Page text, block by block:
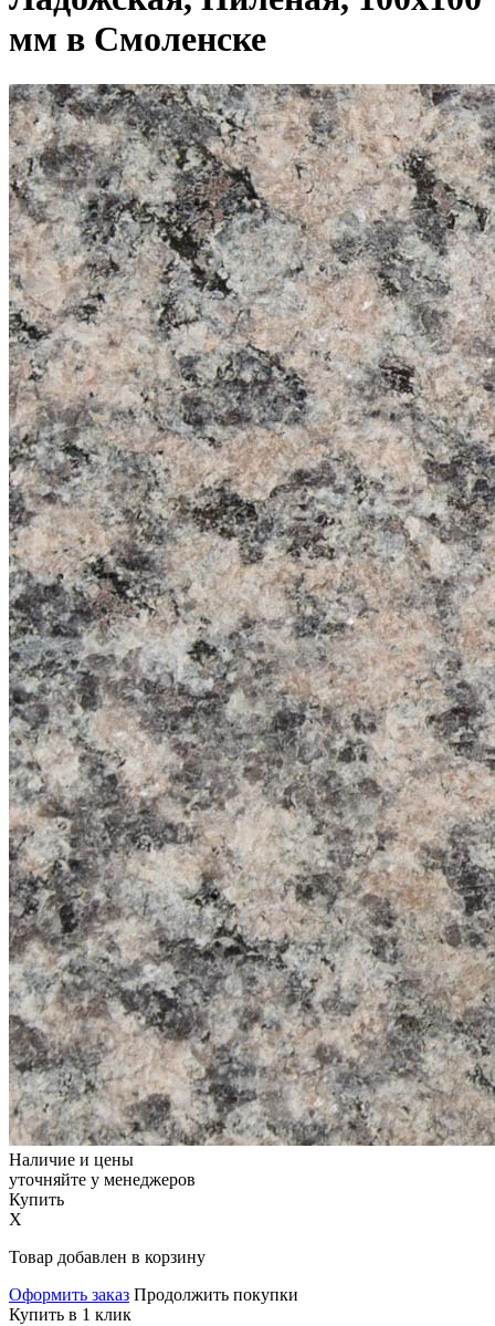
мм в Смоленске
Наличие и цены
уточняйте у менеджеров
Купить
X
Товар добавлен в корзину
Оформить заказ Продолжить покупки
Купить в 1 клик